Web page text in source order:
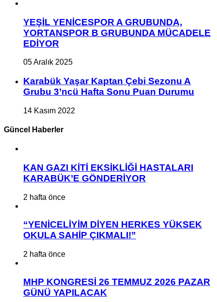
YEŞİL YENİCESPOR A GRUBUNDA,
YORTANSPOR B GRUBUNDA MÜCADELE
EDİYOR
05 Aralık 2025
Karabük Yaşar Kaptan Çebi Sezonu A
Grubu 3’ncü Hafta Sonu Puan Durumu
14 Kasım 2022
Güncel Haberler
KAN GAZI KİTİ EKSİKLİĞİ HASTALARI
KARABÜK’E GÖNDERİYOR
2 hafta önce
“YENİCELİYİM DİYEN HERKES YÜKSEK
OKULA SAHİP ÇIKMALI!”
2 hafta önce
MHP KONGRESİ 26 TEMMUZ 2026 PAZAR
GÜNÜ YAPILACAK